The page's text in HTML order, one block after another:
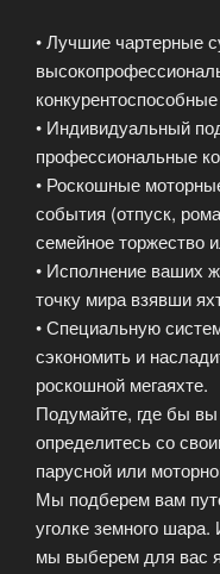
• Лучшие чартерные
• Индивидуальный
профессиональные
• Роскошные
события (отпуск,
семейное торжество
• Исполнение ваших
точку мира взявши
• Специальную
сэкономить и
роскошной мегаяхте.
Подумайте, где бы вы
определитесь со
парусной или
Мы подберем вам
уголке земного
мы выберем для вас